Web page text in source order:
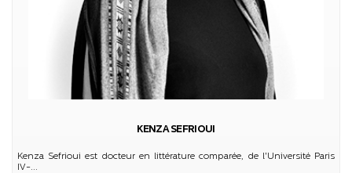
KENZA SEFRIOUI
Kenza Sefrioui est docteur en littérature comparée, de l'Université Paris
IV-...